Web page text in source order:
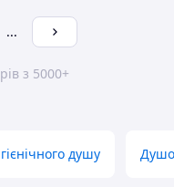
...
з 5000+
душу